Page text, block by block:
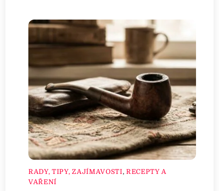
RADY, TIPY, ZAJÍMAVOSTI, RECEPTY A
VAŘENÍ